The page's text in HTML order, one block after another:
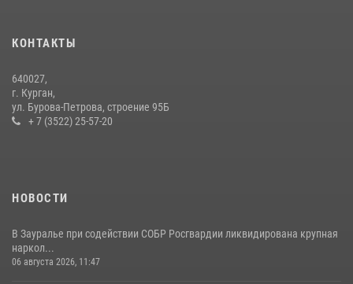
КОНТАКТЫ
640027,
г. Курган,
ул. Бурова-Петрова, строение 95Б
+ 7 (3522) 25-57-20
НОВОСТИ
В Зауралье при содействии СОБР Росгвардии ликвидирована крупная
наркол...
06 августа 2026, 11:47